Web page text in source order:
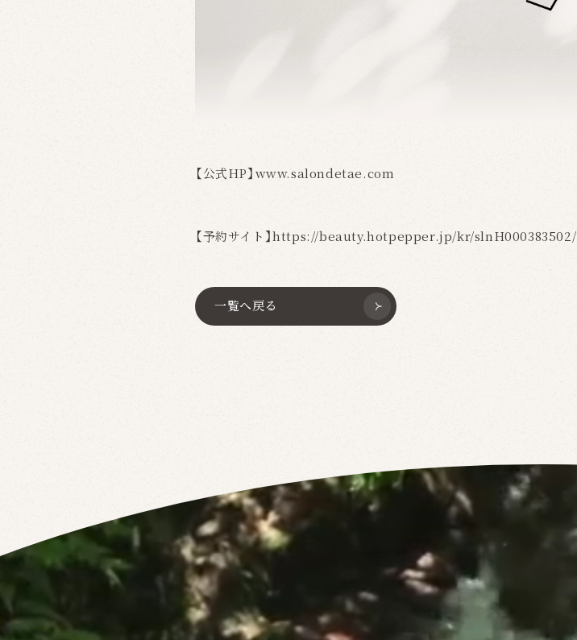
【公式HP】www.salondetae.com
【予約サイト】https://beauty.hotpepper.jp/kr/slnH000383502/
一覧へ戻る